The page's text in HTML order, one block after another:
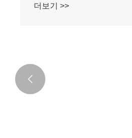
